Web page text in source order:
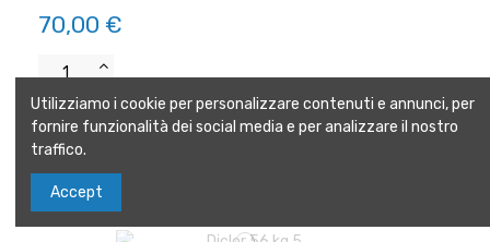
70,00 €
Aggiungi al carrello
Utilizziamo i cookie per personalizzare contenuti e annunci, per
fornire funzionalità dei social media e per analizzare il nostro
traffico.
Accept